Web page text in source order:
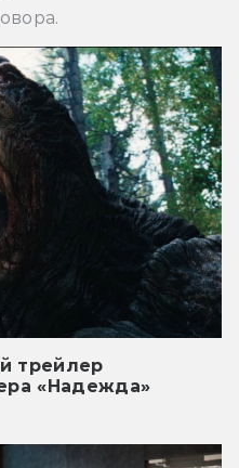
трейлер
«Надежда»